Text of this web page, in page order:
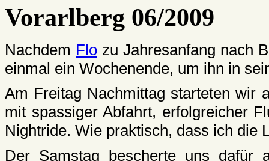
Vorarlberg 06/2009
Nachdem Flo zu Jahresanfang nach
einmal ein Wochenende, um ihn in
Am Freitag Nachmittag starteten wir
mit spassiger Abfahrt, erfolgreicher
Nightride. Wie praktisch, dass ich die
Der Samstag bescherte uns dafür